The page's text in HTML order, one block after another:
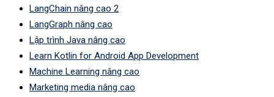
LangChain nâng cao 2
LangGraph nâng cao
Lập trình Java nâng cao
Learn Kotlin for Android App Development
Machine Learning nâng cao
Marketing media nâng cao